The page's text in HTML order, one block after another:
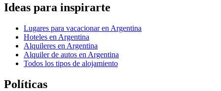
Ideas para inspirarte
Lugares para vacacionar en Argentina
Hoteles en Argentina
Alquileres en Argentina
Alquiler de autos en Argentina
Todos los tipos de alojamiento
Políticas